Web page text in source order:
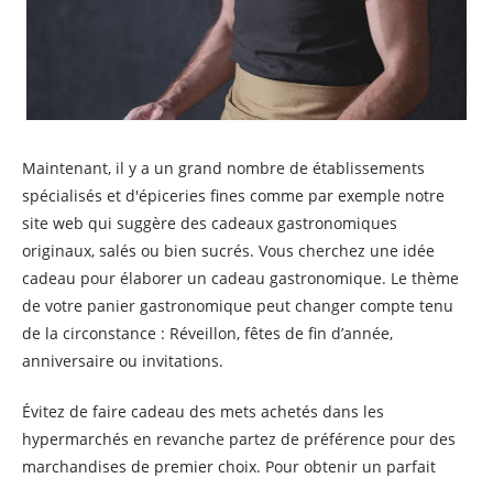
Maintenant, il y a un grand nombre de établissements
spécialisés et d'épiceries fines comme par exemple notre
site web qui suggère des cadeaux gastronomiques
originaux, salés ou bien sucrés. Vous cherchez une idée
cadeau pour élaborer un cadeau gastronomique. Le thème
de votre panier gastronomique peut changer compte tenu
de la circonstance : Réveillon, fêtes de fin d’année,
anniversaire ou invitations.
Évitez de faire cadeau des mets achetés dans les
hypermarchés en revanche partez de préférence pour des
marchandises de premier choix. Pour obtenir un parfait